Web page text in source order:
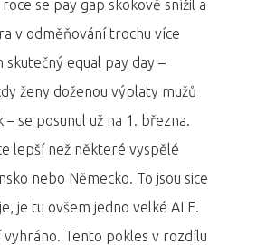
se pay gap skokově snížil a
v odměňování trochu více
skutečný equal pay day –
ženy doženou výplaty mužů
– se posunul už na 1. března.
lepší než některé vyspělé
nebo Německo. To jsou sice
je tu ovšem jedno velké ALE.
vyhráno. Tento pokles v rozdílu